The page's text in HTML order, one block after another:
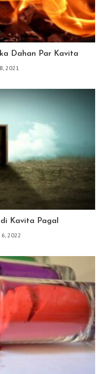
Dahan Par Kavita
2021
Kavita Pagal
2022